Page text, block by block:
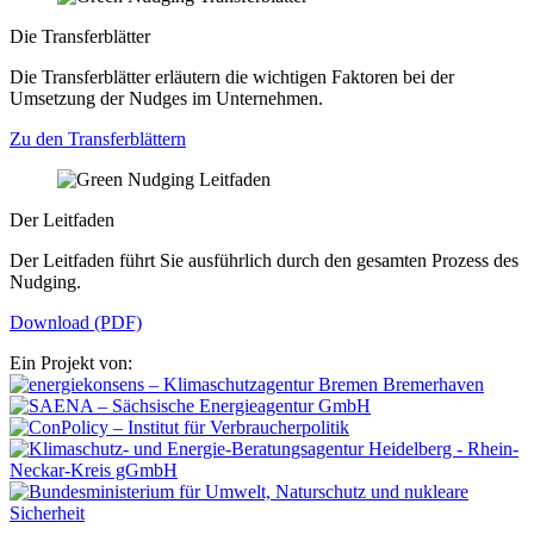
Die Transferblätter
Die Transferblätter erläutern die wichtigen Faktoren bei der
Umsetzung der Nudges im Unternehmen.
Zu den Transferblättern
Der Leitfaden
Der Leitfaden führt Sie ausführlich durch den gesamten Prozess des
Nudging.
Download (PDF)
Ein Projekt von: